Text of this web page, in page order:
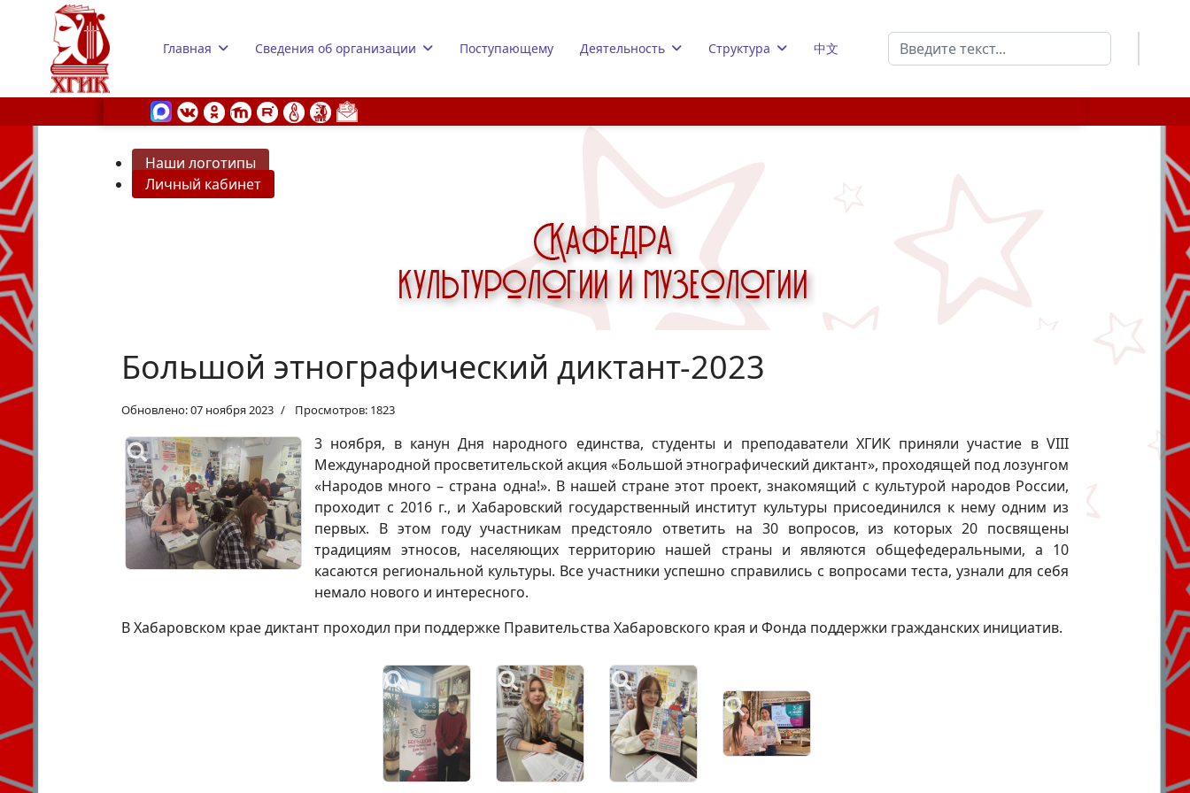
Главная Сведения об организации Поступающему Деятельность Структура 中文
Поиск
Наши логотипы
Личный кабинет
Большой этнографический диктант-2023
Обновлено: 07 ноября 2023 Просмотров: 1823
3 ноября, в канун Дня народного единства, студенты и преподаватели ХГИК приняли участие в VIII
Международной просветительской акция «Большой этнографический диктант», проходящей под лозунгом
«Народов много – страна одна!». В нашей стране этот проект, знакомящий с культурой народов России,
проходит с 2016 г., и Хабаровский государственный институт культуры присоединился к нему одним из
первых. В этом году участникам предстояло ответить на 30 вопросов, из которых 20 посвящены
традициям этносов, населяющих территорию нашей страны и являются общефедеральными, а 10
касаются региональной культуры. Все участники успешно справились с вопросами теста, узнали для себя
немало нового и интересного.
В Хабаровском крае диктант проходил при поддержке Правительства Хабаровского края и Фонда поддержки гражданских инициатив.